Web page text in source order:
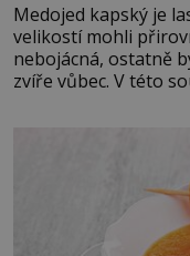
Medojed kapský je
velikostí mohli
nebojácná, ostatně
zvíře vůbec. V této